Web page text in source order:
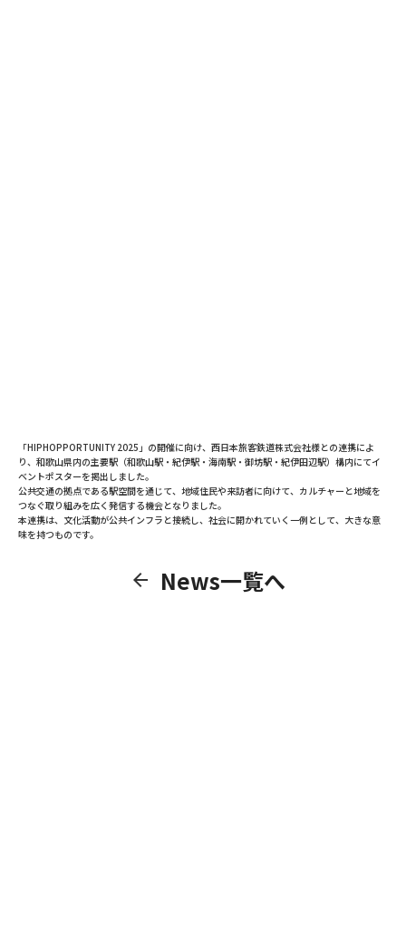
「HIPHOPPORTUNITY 2025」の開催に向け、西日本旅客鉄道株式会社様との連携によ
り、和歌山県内の主要駅（和歌山駅・紀伊駅・海南駅・御坊駅・紀伊田辺駅）構内にてイ
ベントポスターを掲出しました。
公共交通の拠点である駅空間を通じて、地域住民や来訪者に向けて、カルチャーと地域を
つなぐ取り組みを広く発信する機会となりました。
本連携は、文化活動が公共インフラと接続し、社会に開かれていく一例として、大きな意
味を持つものです。
arrow_back News一覧へ